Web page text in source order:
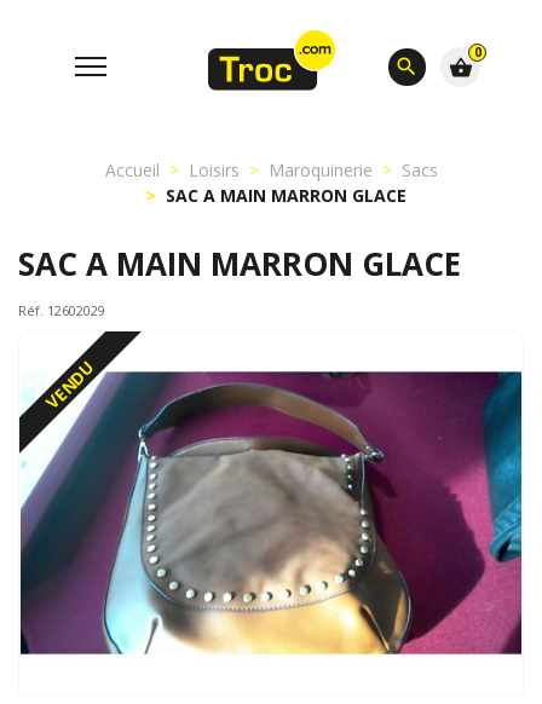
search
0
shopping_basket
Accueil Loisirs Maroquinerie
Sacs
SAC A MAIN MARRON GLACE
SAC A MAIN MARRON GLACE
Réf. 12602029
VENDU